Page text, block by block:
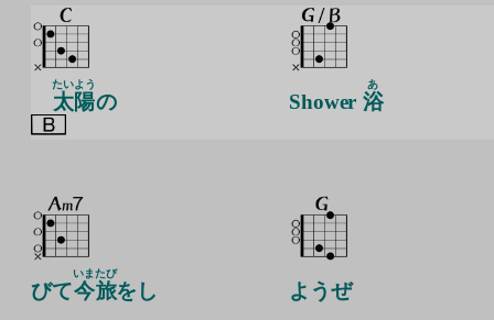
太陽
たいよう
の Shower 浴
あ
びて今
いま
旅
たび
をし ようぜ